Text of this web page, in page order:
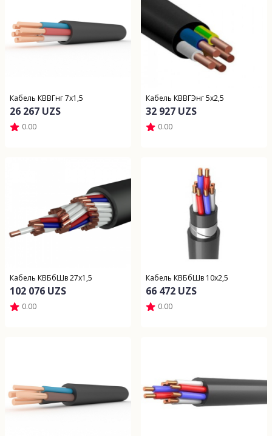
Кабель КВВГнг 7х1,5
26 267 UZS
0.00
Кабель КВВГЭнг 5х2,5
32 927 UZS
0.00
Кабель КВБбШв 27х1,5
102 076 UZS
0.00
Кабель КВБбШв 10х2,5
66 472 UZS
0.00